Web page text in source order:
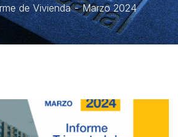
de Vivienda Marzo 2024